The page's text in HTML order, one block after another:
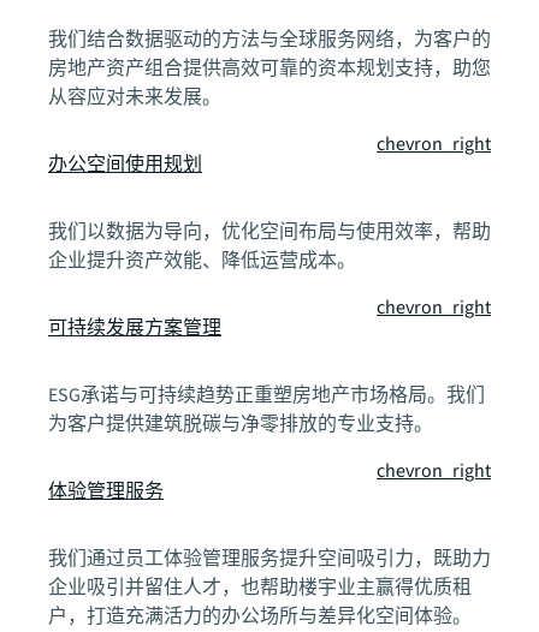
我们结合数据驱动的方法与全球服务网络，为客户的
房地产资产组合提供高效可靠的资本规划支持，助您
从容应对未来发展。
办公空间使用规划
chevron_right
我们以数据为导向，优化空间布局与使用效率，帮助
企业提升资产效能、降低运营成本。
可持续发展方案管理
chevron_right
ESG承诺与可持续趋势正重塑房地产市场格局。我们
为客户提供建筑脱碳与净零排放的专业支持。
体验管理服务
chevron_right
我们通过员工体验管理服务提升空间吸引力，既助力
企业吸引并留住人才，也帮助楼宇业主赢得优质租
户，打造充满活力的办公场所与差异化空间体验。